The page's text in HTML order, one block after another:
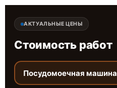
АКТУАЛЬНЫЕ ЦЕНЫ
Стоимость работ
Посудомоечная машина